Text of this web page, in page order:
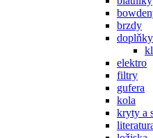
brzdy
elektro
filtry
gufera
kola
kryty a